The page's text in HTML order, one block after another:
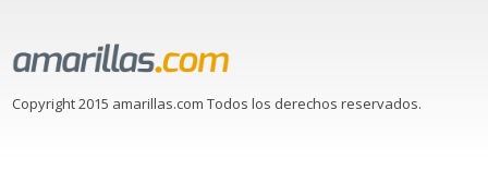
Copyright 2015 amarillas.com Todos los derechos reservados.